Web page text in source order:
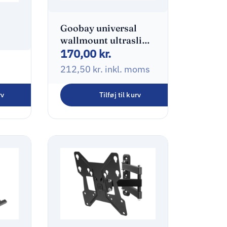
Goobay universal
wallmount ultraslim
32-55″
170,00 kr.
212,50 kr. inkl. moms
Tilføj til kurv